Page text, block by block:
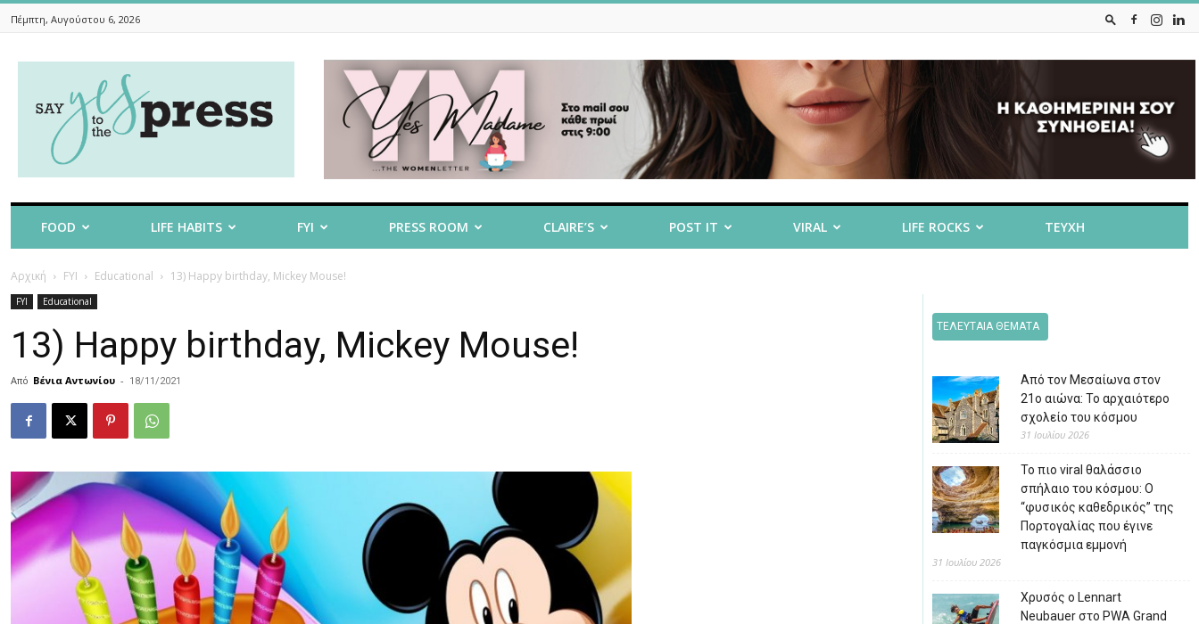
Πέμπτη, Αυγούστου 6, 2026
To
The
FOOD LIFE HABITS FYI PRESS ROOM CLAIRE’S POST IT VIRAL LIFE ROCKS ΤΕΥΧΗ
Αρχική FYI Educational 13) Ηappy birthday, Mickey Mouse!
FYI Educational
13) Ηappy birthday, Mickey Mouse!
Από Βένια Αντωνίου - 18/11/2021
ΤΕΛΕΥΤΑΙΑ ΘΕΜΑΤΑ
Από τον Μεσαίωνα στον
21ο αιώνα: Το αρχαιότερο
σχολείο του κόσμου
31 Ιουλίου 2026
Το πιο viral θαλάσσιο
σπήλαιο του κόσμου: Ο
“φυσικός καθεδρικός” της
Πορτογαλίας που έγινε
παγκόσμια εμμονή
31 Ιουλίου 2026
Χρυσός ο Lennart
Neubauer στο PWA Grand